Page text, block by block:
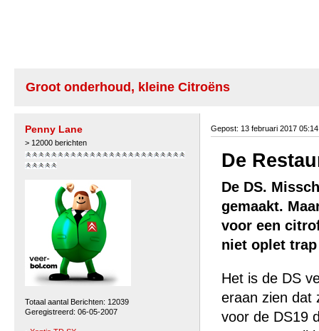
Groot onderhoud, kleine Citroëns
Penny Lane
> 12000 berichten
Totaal aantal Berichten: 12039
Geregistreerd: 06-05-2007
Gepost: 13 februari 2017
De
De DS.
gemaakt.
voor een
niet oplet
Het is de DS
eraan zien dat
voor de DS19